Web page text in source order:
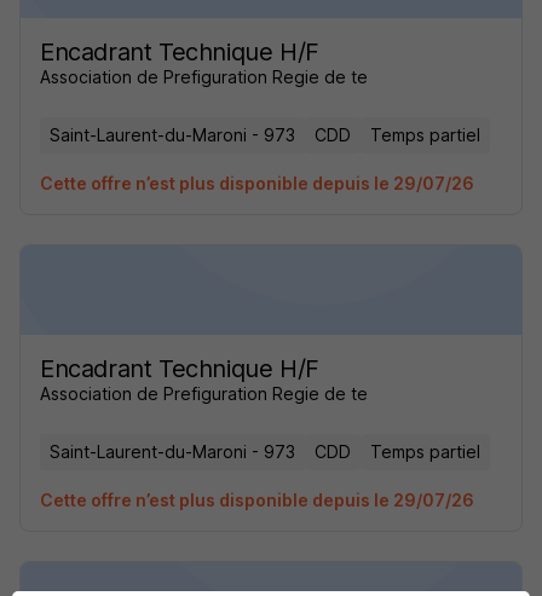
Encadrant Technique H/F
Association de Prefiguration Regie de te
Saint-Laurent-du-Maroni - 973 CDD Temps partiel
Cette offre n’est plus disponible depuis le 29/07/26
Encadrant Technique H/F
Association de Prefiguration Regie de te
Saint-Laurent-du-Maroni - 973 CDD Temps partiel
Cette offre n’est plus disponible depuis le 29/07/26